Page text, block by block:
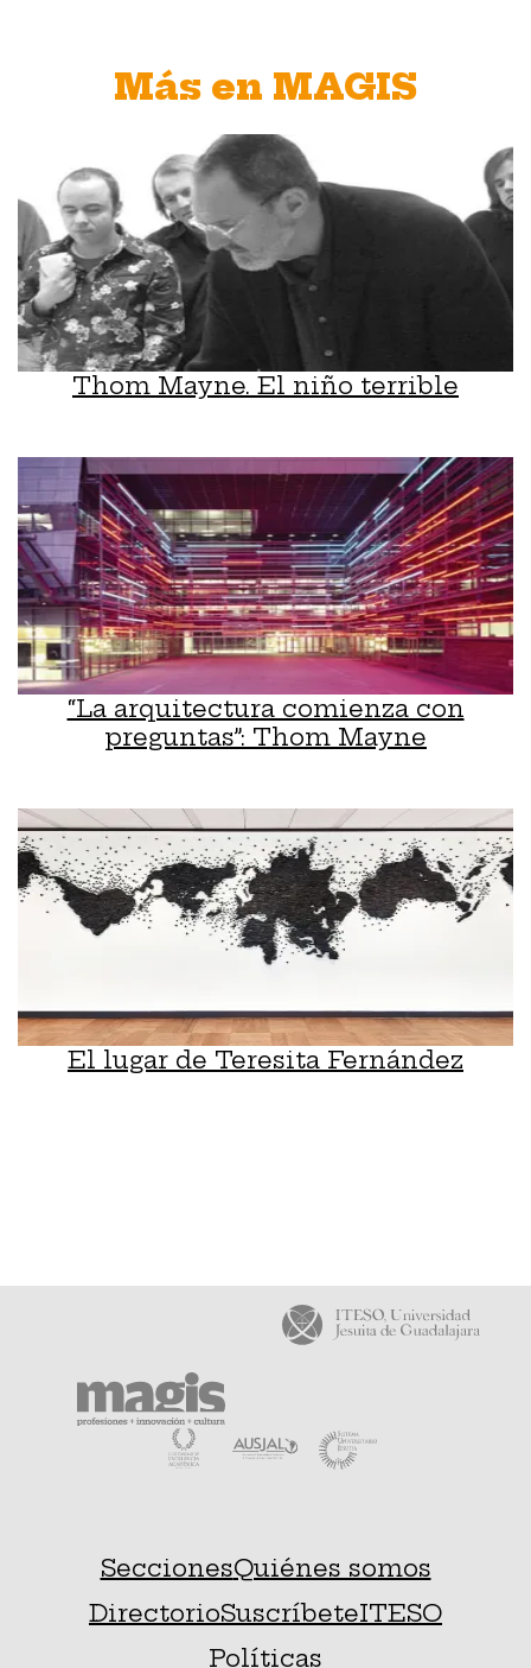
Más en MAGIS
Thom Mayne. El niño terrible
“La arquitectura comienza con
preguntas”: Thom Mayne
El lugar de Teresita Fernández
SeccionesQuiénes somos
DirectorioSuscríbeteITESO
Políticas